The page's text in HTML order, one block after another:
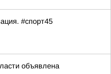
#спорт45
объявлена